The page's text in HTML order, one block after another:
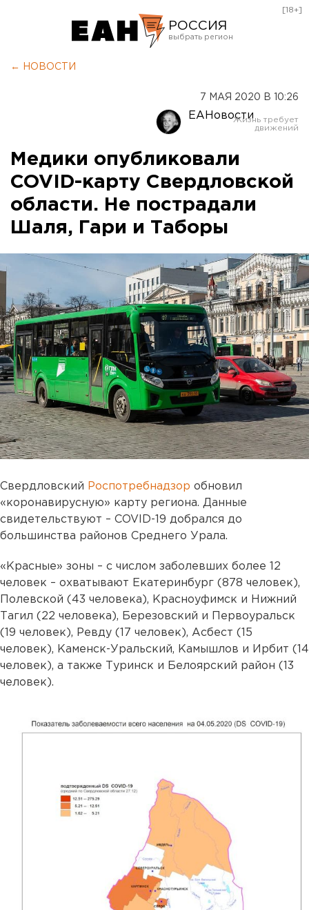
РОССИЯ
Оренбург
[18+]
← НОВОСТИ
7 МАЯ 2020 В 10:26
ЕАНовости
Медики опубликовали
COVID-карту Свердловской
области. Не пострадали
Шаля, Гари и Таборы
Свердловский Роспотребнадзор обновил
«коронавирусную» карту региона. Данные
свидетельствуют – COVID-19 добрался до
большинства районов Среднего Урала.
«Красные» зоны – с числом заболевших более 12
человек – охватывают Екатеринбург (878 человек),
Полевской (43 человека), Красноуфимск и Нижний
Тагил (22 человека), Березовский и Первоуральск
(19 человек), Ревду (17 человек), Асбест (15
человек), Каменск-Уральский, Камышлов и Ирбит (14
человек), а также Туринск и Белоярский район (13
человек).